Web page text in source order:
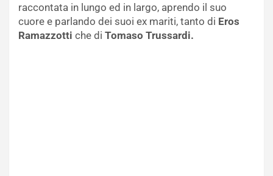
raccontata in lungo ed in largo, aprendo il suo
cuore e parlando dei suoi ex mariti, tanto di Eros
Ramazzotti che di Tomaso Trussardi.